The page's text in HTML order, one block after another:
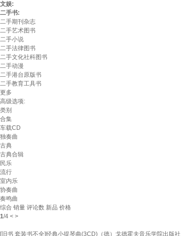
文娱:
二手书:
二手期刊杂志
二手艺术图书
二手小说
二手法律图书
二手文化社科图书
二手动漫
二手港台原版书
二手教育工具书
更多
高级选项:
类别
合集
车载CD
独奏曲
古典
古典合辑
民乐
流行
室内乐
协奏曲
奏鸣曲
综合 销量 评论数 新品 价格
1/4 < >
[旧书 套装书不全]经典小提琴曲(3CD)（德）戈德霍夫音乐学院出版社